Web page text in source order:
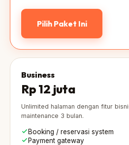
Pilih Paket Ini
Business
Rp 12 juta
Unlimited halaman dengan fitur
maintenance 3 bulan.
Booking / reservasi system
Payment gateway